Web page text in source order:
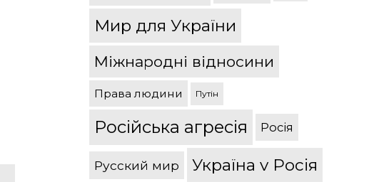
Мир для України
Міжнародні відносини
Права людини Путін
Російська агресія Росія
Русский мир Україна v Росія